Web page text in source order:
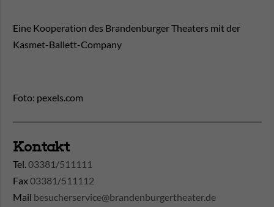
Eine Kooperation des Brandenburger Theaters mit der
Kasmet-Ballett-Company
Foto: pexels.com
Kontakt
Tel.03381/511111
Fax03381/511112
Mail besucherservice@brandenburgertheater.de